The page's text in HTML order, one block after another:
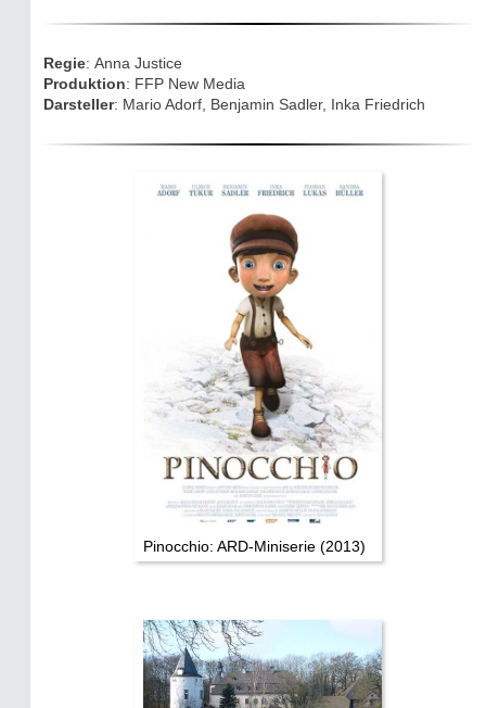
Eifelkarte:
Drehorte & Tatorte
TV & Kino
Wer hat wo gedreht?
Mediathek
Impressum
Datenschutz
Regie: Anna Justice
Produktion: FFP New Media
Darsteller: Mario Adorf, Benjamin Sadler, Inka Friedrich
Pinocchio: ARD-Miniserie (2013)